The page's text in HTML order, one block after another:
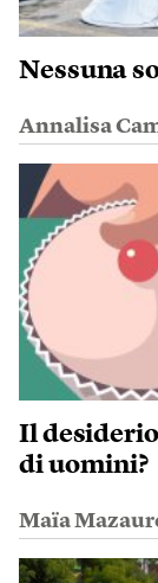
Nessuna
Annalisa
Il
di uomini?
Maïa